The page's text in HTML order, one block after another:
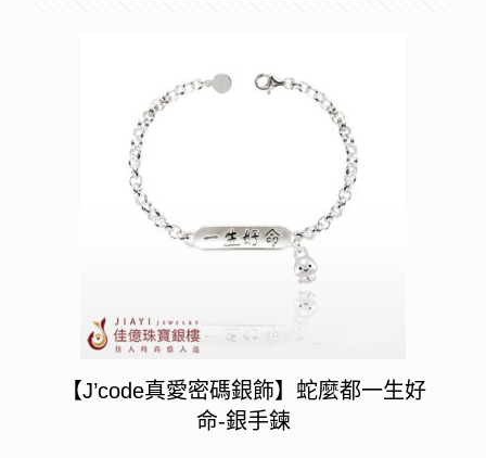
【J’code真愛密碼銀飾】蛇麼都一生好
命-銀手鍊